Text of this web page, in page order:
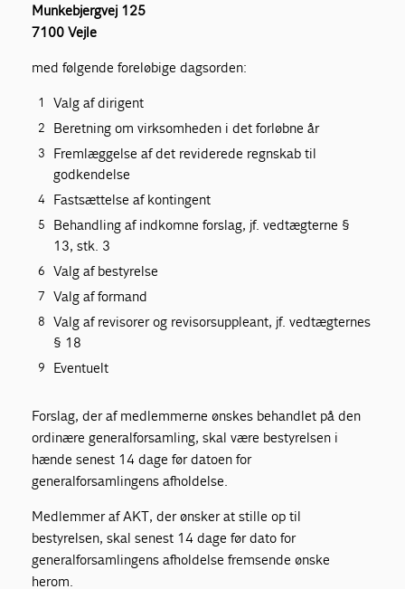
Munkebjergvej 125
7100 Vejle
med følgende foreløbige dagsorden:
Valg af dirigent
Beretning om virksomheden i det forløbne år
Fremlæggelse af det reviderede regnskab til
godkendelse
Fastsættelse af kontingent
Behandling af indkomne forslag, jf. vedtægterne §
13, stk. 3
Valg af bestyrelse
Valg af formand
Valg af revisorer og revisorsuppleant, jf. vedtægternes
§ 18
Eventuelt
Forslag, der af medlemmerne ønskes behandlet på den
ordinære generalforsamling, skal være bestyrelsen i
hænde senest 14 dage før datoen for
generalforsamlingens afholdelse.
Medlemmer af AKT, der ønsker at stille op til
bestyrelsen, skal senest 14 dage før dato for
generalforsamlingens afholdelse fremsende ønske
herom.